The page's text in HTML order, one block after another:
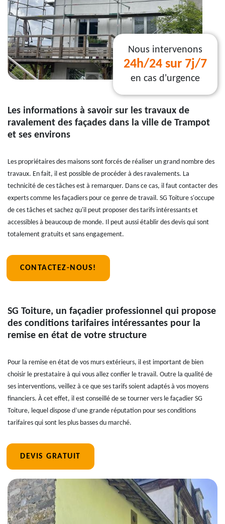
Nous intervenons
24h/24 sur 7j/7
en cas d'urgence
Les informations à savoir sur les travaux de
ravalement des façades dans la ville de Trampot
et ses environs
Les propriétaires des maisons sont forcés de réaliser un grand nombre des
travaux. En fait, il est possible de procéder à des ravalements. La
technicité de ces tâches est à remarquer. Dans ce cas, il faut contacter des
experts comme les façadiers pour ce genre de travail. SG Toiture s'occupe
de ces tâches et sachez qu'il peut proposer des tarifs intéressants et
accessibles à beaucoup de monde. Il peut aussi établir des devis qui sont
totalement gratuits et sans engagement.
CONTACTEZ-NOUS!
SG Toiture, un façadier professionnel qui propose
des conditions tarifaires intéressantes pour la
remise en état de votre structure
Pour la remise en état de vos murs extérieurs, il est important de bien
choisir le prestataire à qui vous allez confier le travail. Outre la qualité de
ses interventions, veillez à ce que ses tarifs soient adaptés à vos moyens
financiers. À cet effet, il est conseillé de se tourner vers le façadier SG
Toiture, lequel dispose d’une grande réputation pour ses conditions
tarifaires qui sont les plus basses du marché.
DEVIS GRATUIT